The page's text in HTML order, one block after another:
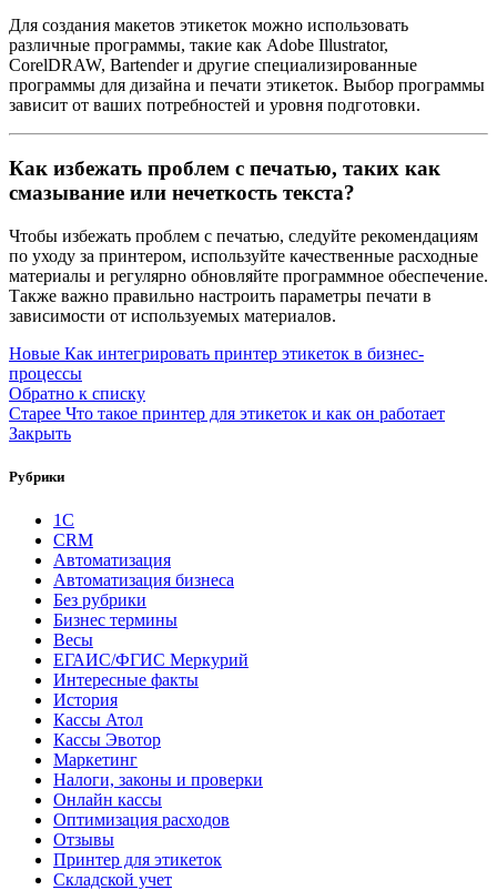
Для создания макетов этикеток можно использовать
различные программы, такие как Adobe Illustrator,
CorelDRAW, Bartender и другие специализированные
программы для дизайна и печати этикеток. Выбор программы
зависит от ваших потребностей и уровня подготовки.
Как избежать проблем с печатью, таких как
смазывание или нечеткость текста?
Чтобы избежать проблем с печатью, следуйте рекомендациям
по уходу за принтером, используйте качественные расходные
материалы и регулярно обновляйте программное обеспечение.
Также важно правильно настроить параметры печати в
зависимости от используемых материалов.
Новые Как интегрировать принтер этикеток в бизнес-
процессы
Обратно к списку
Старее Что такое принтер для этикеток и как он работает
Закрыть
Рубрики
1С
CRM
Автоматизация
Автоматизация бизнеса
Без рубрики
Бизнес термины
Весы
ЕГАИС/ФГИС Меркурий
Интересные факты
История
Кассы Атол
Кассы Эвотор
Маркетинг
Налоги, законы и проверки
Онлайн кассы
Оптимизация расходов
Отзывы
Принтер для этикеток
Складской учет